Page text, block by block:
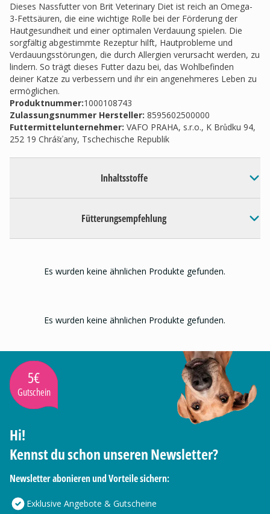
Dieses Nassfutter von Brit Veterinary Diet ist reich an Omega-
3-Fettsäuren, die eine wichtige Rolle bei der Förderung der
Hautgesundheit und einer optimalen Verdauung spielen. Die
sorgfältig abgestimmte Rezeptur hilft, Hautprobleme und
Verdauungsstörungen, die durch Allergien verursacht werden, zu
lindern. So trägt dieses Futter dazu bei, das Wohlbefinden
deiner Katze zu verbessern und ihr ein angenehmeres Leben zu
ermöglichen.
Produktnummer:1000108743
Zulassungsnummer Hersteller: 8595602500000
Futtermittelunternehmer: VAFO PRAHA, s.r.o., K Brůdku 94,
252 19 Chrášťany, Tschechische Republik
Inhaltsstoffe
Fütterungsempfehlung
Es wurden keine ähnlichen Produkte gefunden.
Es wurden keine ähnlichen Produkte gefunden.
5€
Gutschein
Hi!
Kennst du schon unseren Newsletter?
Newsletter abonieren und Vorteile sichern:
Exklusive Angebote & Gutscheine